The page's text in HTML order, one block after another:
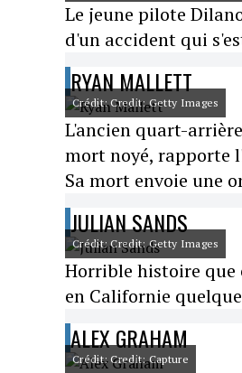
Le jeune pilote
d'un accident qui
RYAN MALLETT
Crédit: Credit: Getty Images
L'ancien quart-
mort noyé, rapporte
Sa mort envoie une
JULIAN SANDS
Crédit: Credit: Getty Images
Horrible histoire que
en Californie
ALEX GRAHAM
Crédit: Credit: Capture